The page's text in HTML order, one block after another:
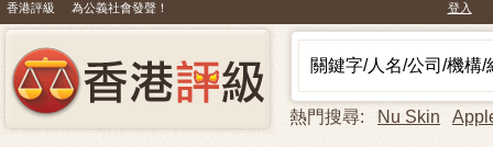
香港評級 為公義社會發聲！ 登入
熱門搜尋: Nu Skin